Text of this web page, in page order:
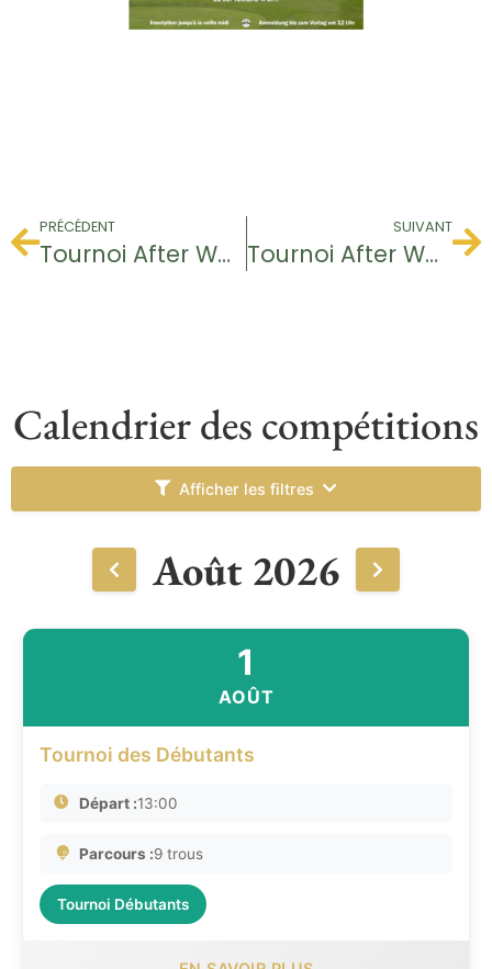
PRÉCÉDENT
Tournoi After Work
SUIVANT
Tournoi After Work
Calendrier des compétitions
Afficher les filtres
Août 2026
1
AOÛT
Tournoi des Débutants
Départ :13:00
Parcours :9 trous
Tournoi Débutants